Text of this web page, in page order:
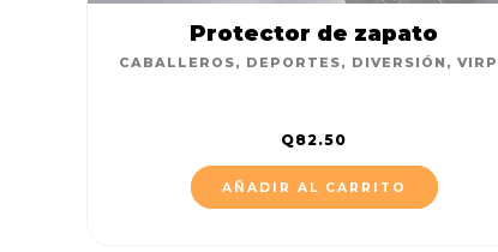
Protector de zapato
CABALLEROS, DEPORTES, DIVERSIÓN ,
Q82.50
AÑADIR AL CARRITO